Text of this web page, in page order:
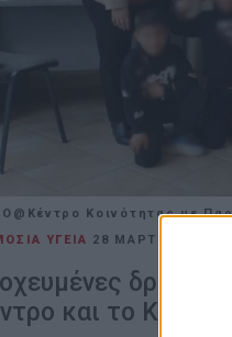
Κοινότητας με
ΥΓΕΙΑ 28 ΜΑΡΤΊΟΥ 2026
δράσεις
και το Κ.Υ.